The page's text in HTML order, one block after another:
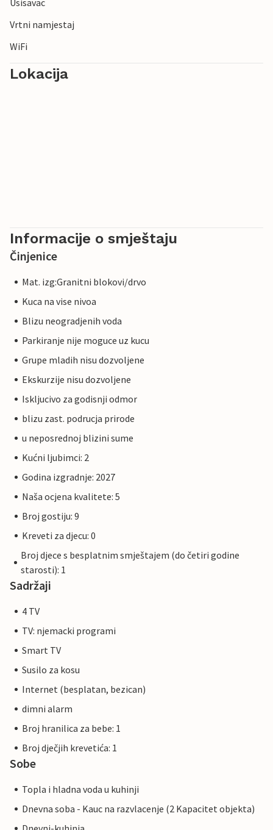
Usisavac
Vrtni namjestaj
WiFi
Lokacija
Informacije o smještaju
Činjenice
Mat. izg:Granitni blokovi/drvo
Kuca na vise nivoa
Blizu neogradjenih voda
Parkiranje nije moguce uz kucu
Grupe mladih nisu dozvoljene
Ekskurzije nisu dozvoljene
Iskljucivo za godisnji odmor
blizu zast. podrucja prirode
u neposrednoj blizini sume
Kućni ljubimci: 2
Godina izgradnje: 2027
Naša ocjena kvalitete: 5
Broj gostiju: 9
Kreveti za djecu: 0
Broj djece s besplatnim smještajem (do četiri godine
starosti): 1
Sadržaji
4 TV
TV: njemacki programi
Smart TV
Susilo za kosu
Internet (besplatan, bezican)
dimni alarm
Broj hranilica za bebe: 1
Broj dječjih krevetića: 1
Sobe
Topla i hladna voda u kuhinji
Dnevna soba - Kauc na razvlacenje (2 Kapacitet objekta)